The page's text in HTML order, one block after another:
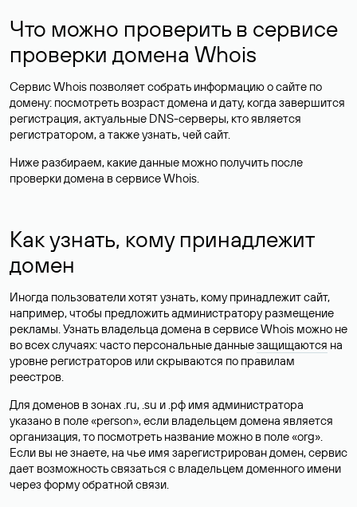
Что можно проверить в сервисе
проверки домена Whois
Сервис Whois позволяет собрать информацию о сайте по
домену: посмотреть возраст домена и дату, когда завершится
регистрация, актуальные DNS-серверы, кто является
регистратором, а также узнать, чей сайт.
Ниже разбираем, какие данные можно получить после
проверки домена в сервисе Whois.
Как узнать, кому принадлежит
домен
Иногда пользователи хотят узнать, кому принадлежит сайт,
например, чтобы предложить администратору размещение
рекламы. Узнать владельца домена в сервисе Whois можно не
во всех случаях: часто персональные данныезащищаются на
уровне регистраторов или скрываются по правилам
реестров.
Для доменов в зонах .ru, .su и .рф имя администратора
указано в поле «person», если владельцем домена является
организация, то посмотреть название можно в поле «org».
Если вы не знаете, на чье имя зарегистрирован домен, сервис
дает возможность связаться с владельцем доменного имени
через форму обратной связи.